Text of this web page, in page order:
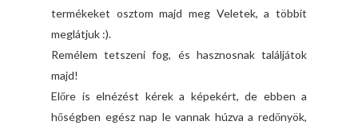
termékeket osztom majd meg Veletek, a többit
meglátjuk :).
Remélem tetszeni fog, és hasznosnak találjátok
majd!
Előre is elnézést kérek a képekért, de ebben a
hőségben egész nap le vannak húzva a redőnyök,